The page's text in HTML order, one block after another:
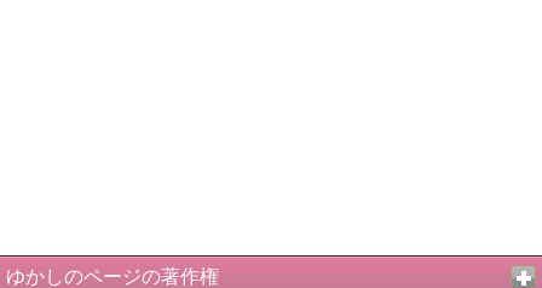
ゆかしのページの著作権